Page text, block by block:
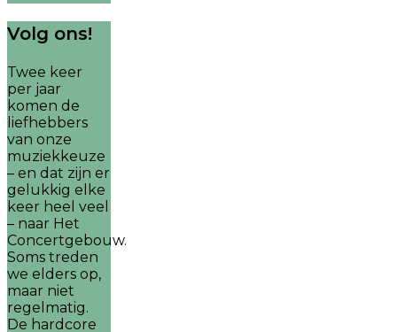
Volg ons!
Twee keer
per jaar
komen de
liefhebbers
van onze
muziekkeuze
– en dat zijn er
gelukkig elke
keer heel veel
– naar Het
Concertgebouw.
Soms treden
we elders op,
maar niet
regelmatig.
De hardcore